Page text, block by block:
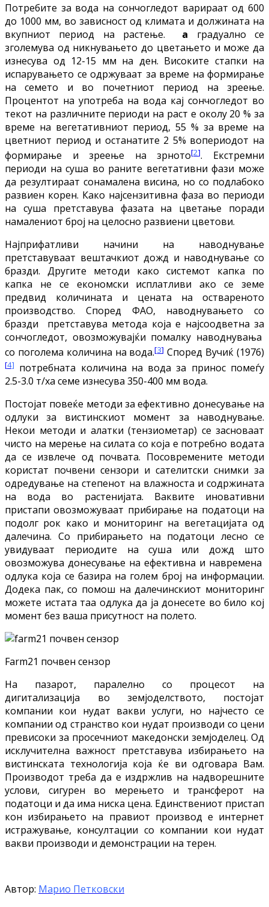
Потребите за вода на сончогледот варираат од 600
до 1000 мм, во зависност од климата и должината на
вкупниот период на растење. а градуално се
зголемува од никнувањето до цветањето и може да
изнесува од 12-15 мм на ден. Високите стапки на
испарувањето се одржуваат за време на формирање
на семето и во почетниот период на зреење.
Процентот на употреба на вода кај сончогледот во
текот на различните периоди на раст е околу 20 % за
време на вегетативниот период, 55 % за време на
цветниот период и останатите 2 5% вопериодот на
формирање и зреење на зрното[2]. Екстремни
периоди на суша во раните вегетативни фази може
да резултираат сонамалена висина, но со подлабоко
развиен корен. Како најсензитивна фаза во периоди
на суша претставува фазата на цветање поради
намалениот број на целосно развиени цветови.
Најприфатливи начини на наводнување
претставуваат вештачкиот дожд и наводнување со
бразди. Другите методи како системот капка по
капка не се економски исплатливи ако се земе
предвид количината и цената на оствареното
производство. Според ФАО, наводнувањето со
бразди претставува метода која е најсоодветна за
сончогледот, овозможувајќи помалку наводнувања
со поголема количина на вода.[3] Според Вучиќ (1976)
[4] потребната количина на вода за принос помеѓу
2.5-3.0 т/ха семе изнесува 350-400 мм вода.
Постојат повеќе методи за ефективно донесување на
одлуки за вистинскиот момент за наводнување.
Некои методи и алатки (тензиометар) се засноваат
чисто на мерење на силата со која е потребно водата
да се извлече од почвата. Посовремените методи
користат почвени сензори и сателитски снимки за
одредување на степенот на влажноста и содржината
на вода во растенијата. Ваквите иновативни
пристапи овозможуваат прибирање на податоци на
подолг рок како и мониторинг на вегетацијата од
далечина. Со прибирањето на податоци лесно се
увидуваат периодите на суша или дожд што
овозможува донесување на ефективна и навремена
одлука која се базира на голем број на информации.
Додека пак, со помош на далечинскиот мониторинг
можете истата таа одлука да ја донесете во било кој
момент без ваша присутност на полето.
Farm21 почвен сензор
На пазарот, паралелно со процесот на
дигитализација во земјоделството, постојат
компании кои нудат вакви услуги, но најчесто се
компании од странство кои нудат производи со цени
превисоки за просечниот македонски земјоделец. Од
исклучителна важност претставува избирањето на
вистинската технологија која ќе ви одговара Вам.
Производот треба да е издржлив на надворешните
услови, сигурен во мерењето и трансферот на
податоци и да има ниска цена. Единствениот пристап
кон избирањето на правиот производ е интернет
истражување, консултации со компании кои нудат
вакви производи и демонстрации на терен.
Автор: Марио Петковски